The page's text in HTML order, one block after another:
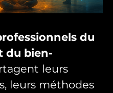
du
du bien-
leurs
leurs méthodes